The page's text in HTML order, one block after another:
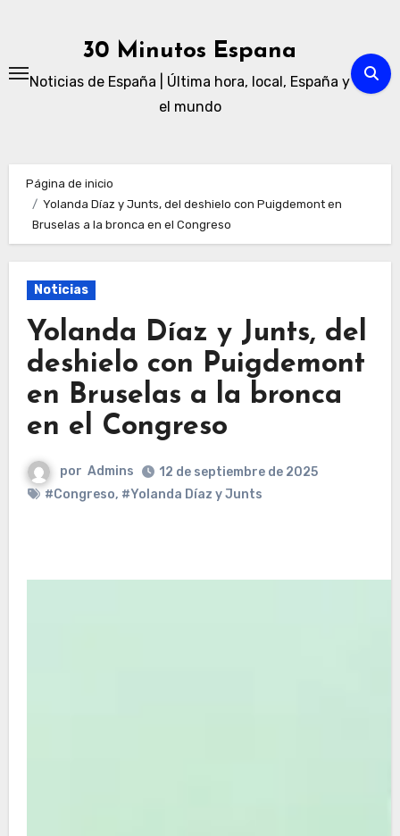
30 Minutos Espana
Noticias de España | Última hora, local, España y
el mundo
Página de inicio
Yolanda Díaz y Junts, del deshielo con Puigdemont en
Bruselas a la bronca en el Congreso
Noticias
Yolanda Díaz y Junts, del
deshielo con Puigdemont
en Bruselas a la bronca
en el Congreso
por Admins
12 de septiembre de 2025
#Congreso, #Yolanda Díaz y Junts